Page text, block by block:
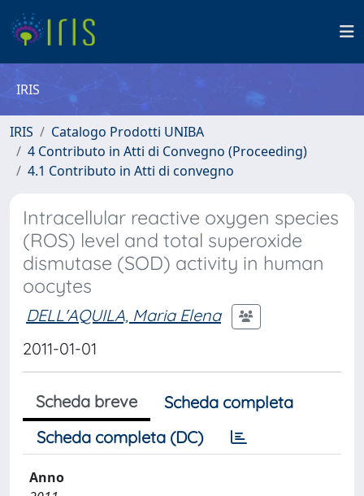
IRIS
IRIS
Catalogo Prodotti UNIBA
4 Contributo in Atti di Convegno (Proceeding)
4.1 Contributo in Atti di convegno
Intracellular reactive oxygen species
(ROS) level and total superoxide
dismutase (SOD) activity in human
oocytes
DELL'AQUILA, Maria Elena
2011-01-01
Scheda breve
Scheda completa
Scheda completa (DC)
Anno